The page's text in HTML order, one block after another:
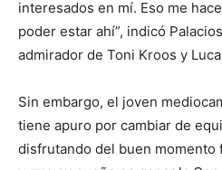
interesados en mí. Eso me
poder estar ahí”, indicó
admirador de Toni Kroos y
Sin embargo, el joven
tiene apuro por cambiar de
disfrutando del buen